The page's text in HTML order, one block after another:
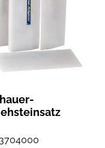
3704000